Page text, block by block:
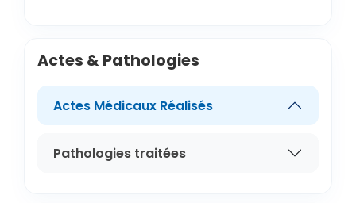
Actes & Pathologies
Actes Médicaux Réalisés
Pathologies traitées